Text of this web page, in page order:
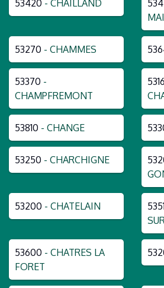
53420 - CHAILLAND
53270 - CHAMMES
53370 -
CHAMPFREMONT
53810 - CHANGE
53250 - CHARCHIGNE
53200 - CHATELAIN
53600 - CHATRES LA
FORET